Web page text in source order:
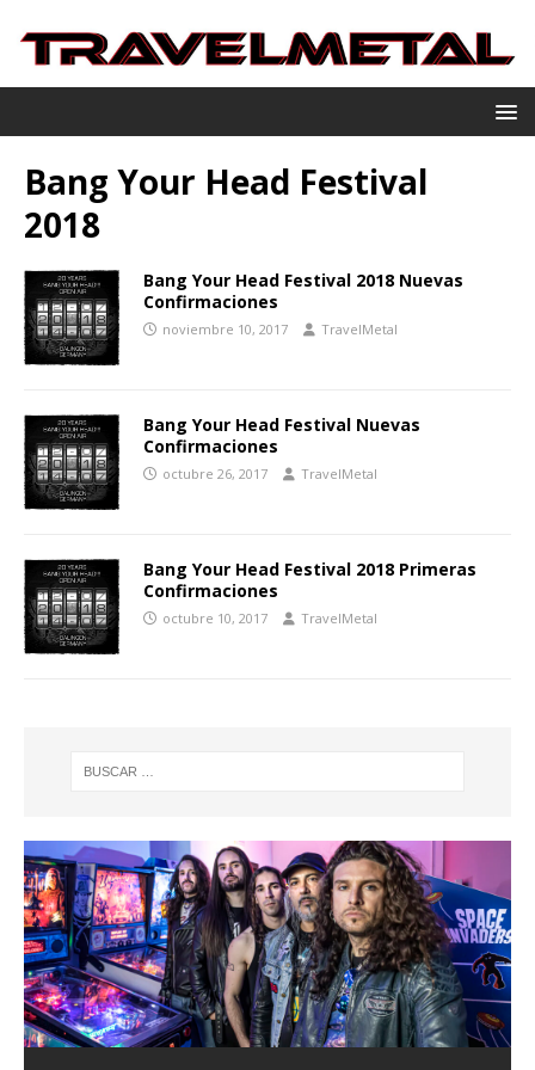
Bang Your Head Festival
2018
Bang Your Head Festival 2018 Nuevas
Confirmaciones
noviembre 10, 2017 TravelMetal
Bang Your Head Festival Nuevas
Confirmaciones
octubre 26, 2017 TravelMetal
Bang Your Head Festival 2018 Primeras
Confirmaciones
octubre 10, 2017 TravelMetal